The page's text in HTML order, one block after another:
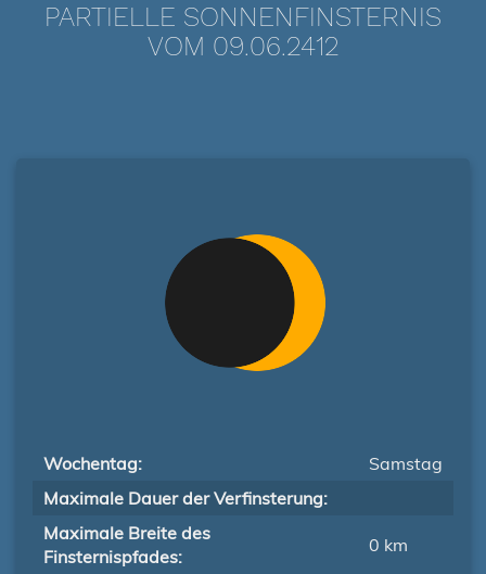
PARTIELLE SONNENFINSTERNIS
VOM 09.06.2412
Wochentag:
Samstag
Maximale Dauer der Verfinsterung:
Maximale Breite des
Finsternispfades:
0 km